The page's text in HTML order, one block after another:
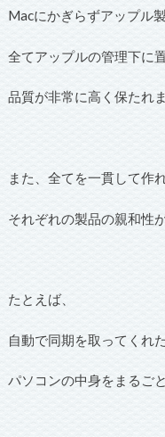
Macにかぎらずアップル
全てアップルの管理下に
品質が非常に高く保たれま
また、全てを一貫して作
それぞれの製品の親和性
たとえば、
自動で同期を取ってくれ
パソコンの中身をまるご